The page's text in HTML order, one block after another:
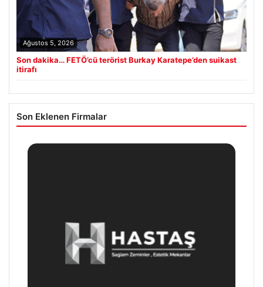
Ağustos 5, 2026
Son dakika… FETÖ’cü terörist Burkay Karatepe’den suikast
itirafı
Son Eklenen Firmalar